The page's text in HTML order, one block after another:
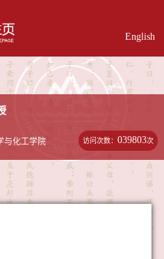
English
与化工学院 访问次数：039803次